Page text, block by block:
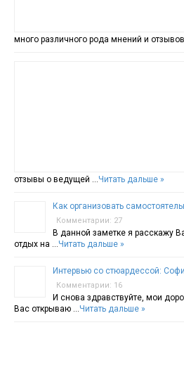
много различного рода мнений и
отзывы о ведущей …Читать дальше »
Как организовать
Комментарии: 27
В данной заметке я расскажу
отдых на …Читать дальше »
Интервью со стюардессой:
Комментарии: 16
И снова здравствуйте, мои
Вас открываю …Читать дальше »